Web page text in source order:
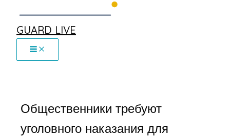
GUARD LIVE
Общественники требуют
уголовного наказания для